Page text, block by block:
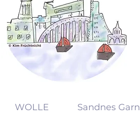
KW
WOLLE Sandnes Garn